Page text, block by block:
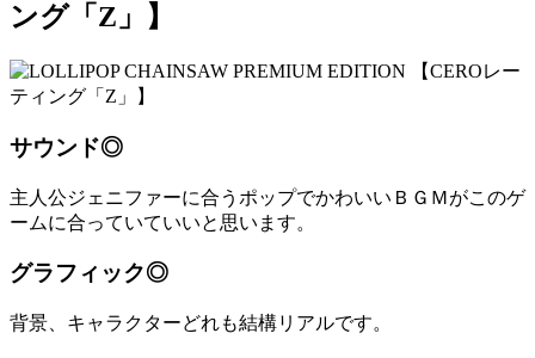
ング「Z」】
サウンド◎
主人公ジェニファーに合うポップでかわいいＢＧＭがこのゲ
ームに合っていていいと思います。
グラフィック◎
背景、キャラクターどれも結構リアルです。